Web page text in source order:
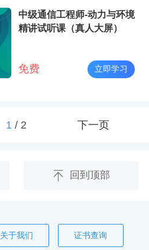
中级通信工程师-动力与环境
精讲试听课（真人大屏）
免费 立即学习
1/ 2 下一页
回到顶部
关于我们 证书查询